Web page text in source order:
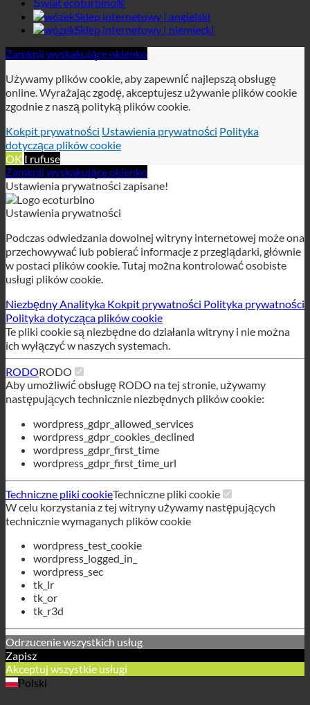
zgodnie z naszą polityką plików cookie.
Kokpit prywatnościUstawienia prywatności
dotycząca plików cookie
OKI rufuse
Zamknij wyskakujące okienko
Ustawienia prywatności zapisane!
Ustawienia prywatności
Podczas odwiedzania dowolnej witryny internetowej może ona
przechowywać lub pobierać informacje z przeglądarki, głównie
w postaci plików cookie. Tutaj można kontrolować osobiste
usługi plików cookie.
NiezbędnyAnalityka Kokpit prywatności
Polityka dotycząca plików cookie
Te pliki cookie są niezbędne do działania witryny i nie można
ich wyłączyć w naszych systemach.
RODORODO
Aby umożliwić obsługę RODO na tej stronie, używamy
następujących technicznie niezbędnych plików cookie:
wordpress_gdpr_allowed_services
wordpress_gdpr_cookies_declined
wordpress_gdpr_first_time
wordpress_gdpr_first_time_url
Techniczne pliki cookieTechniczne pliki cookie
W celu korzystania z tej witryny używamy następujących
technicznie wymaganych plików cookie
wordpress_test_cookie
wordpress_logged_in_
tk_lr
tk_or
tk_r3d
Odrzucenie wszystkich usług
Zapisz
Akceptuj wszystkie usługi
Polski